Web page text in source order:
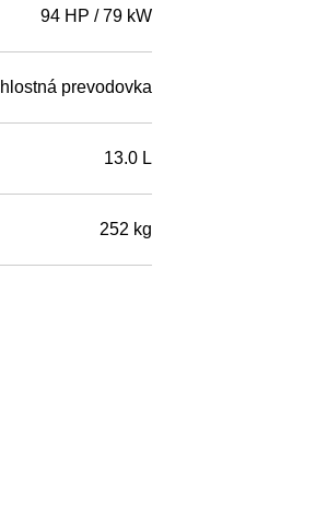
94 HP / 79 kW
prevodovka
13.0 L
252 kg